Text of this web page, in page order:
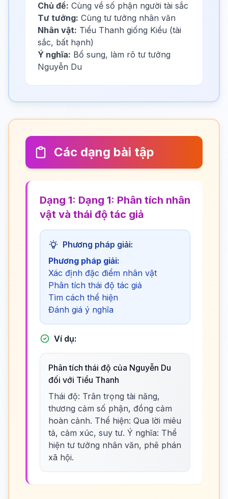
Chủ đề: Cùng về số phận người tài sắc
Tư tưởng: Cùng tư tưởng nhân văn
Nhân vật: Tiểu Thanh giống Kiều (tài
sắc, bất hạnh)
Ý nghĩa: Bổ sung, làm rõ tư tưởng
Nguyễn Du
Các dạng bài tập
Dạng 1: Dạng 1: Phân tích nhân
vật và thái độ tác giả
Phương pháp giải:
Phương pháp giải:
Xác định đặc điểm nhân vật
Phân tích thái độ tác giả
Tìm cách thể hiện
Đánh giá ý nghĩa
Ví dụ:
Phân tích thái độ của Nguyễn Du
đối với Tiểu Thanh
Thái độ: Trân trọng tài năng,
thương cảm số phận, đồng cảm
hoàn cảnh. Thể hiện: Qua lời miêu
tả, cảm xúc, suy tư. Ý nghĩa: Thể
hiện tư tưởng nhân văn, phê phán
xã hội.